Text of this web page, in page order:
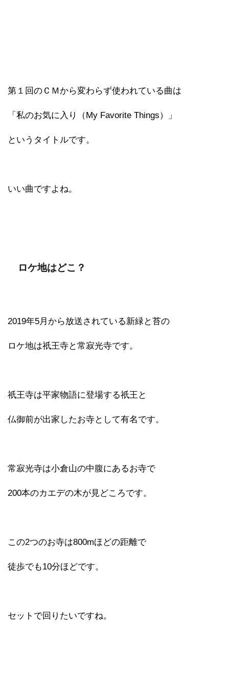
第１回のＣＭから変わらず使われている曲は
「私のお気に入り（My Favorite Things）」
というタイトルです。
いい曲ですよね。
ロケ地はどこ？
2019年5月から放送されている新緑と苔の
ロケ地は祇王寺と常寂光寺です。
祇王寺は平家物語に登場する祇王と
仏御前が出家したお寺として有名です。
常寂光寺は小倉山の中腹にあるお寺で
200本のカエデの木が見どころです。
この2つのお寺は800mほどの距離で
徒歩でも10分ほどです。
セットで回りたいですね。